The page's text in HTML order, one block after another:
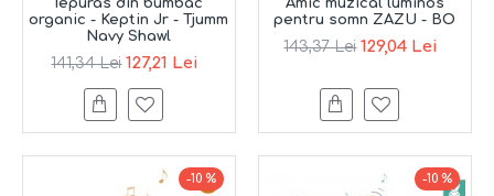
Iepuras din bumbac
organic - Keptin Jr - Tjumm
Navy Shawl
141,34 Lei 127,21 Lei
Amic muzical luminos
pentru somn ZAZU - BO
143,37 Lei 129,04 Lei
-10 % -10 %